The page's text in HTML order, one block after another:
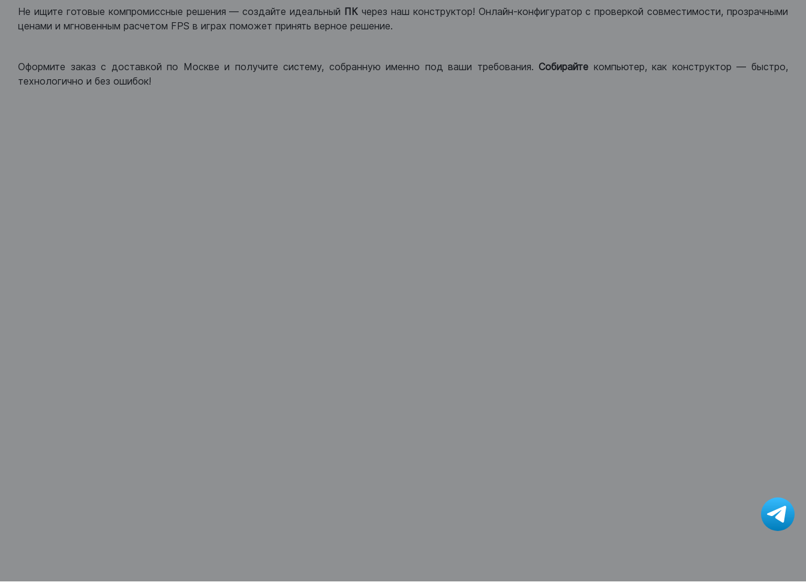
Не ищите готовые компромиссные решения — создайте идеальный ПК через наш конструктор! Онлайн-конфигуратор с проверкой совместимости, прозрачными
ценами и мгновенным расчетом FPS в играх поможет принять верное решение.
Оформите заказ с доставкой по Москве и получите систему, собранную именно под ваши требования.Собирайте компьютер, как конструктор — быстро,
технологично и без ошибок!